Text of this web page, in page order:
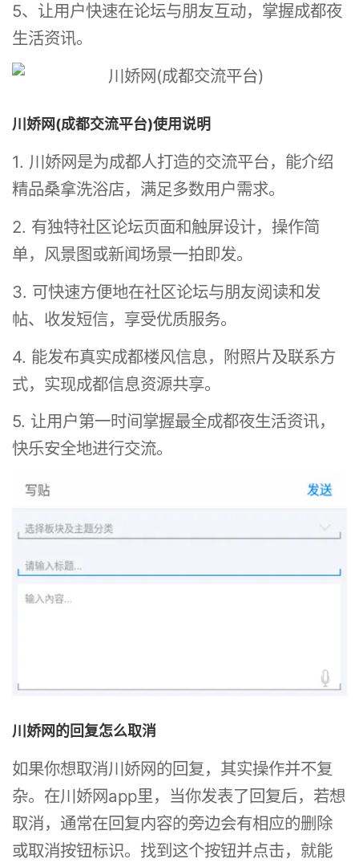
5、让用户快速在论坛与朋友互动，掌握成都夜
生活资讯。
川娇网(成都交流平台)使用说明
1. 川娇网是为成都人打造的交流平台，能介绍
精品桑拿洗浴店，满足多数用户需求。
2. 有独特社区论坛页面和触屏设计，操作简
单，风景图或新闻场景一拍即发。
3. 可快速方便地在社区论坛与朋友阅读和发
帖、收发短信，享受优质服务。
4. 能发布真实成都楼风信息，附照片及联系方
式，实现成都信息资源共享。
5. 让用户第一时间掌握最全成都夜生活资讯，
快乐安全地进行交流。
川娇网的回复怎么取消
如果你想取消川娇网的回复，其实操作并不复
杂。在川娇网app里，当你发表了回复后，若想
取消，通常在回复内容的旁边会有相应的删除
或取消按钮标识。找到这个按钮并点击，就能